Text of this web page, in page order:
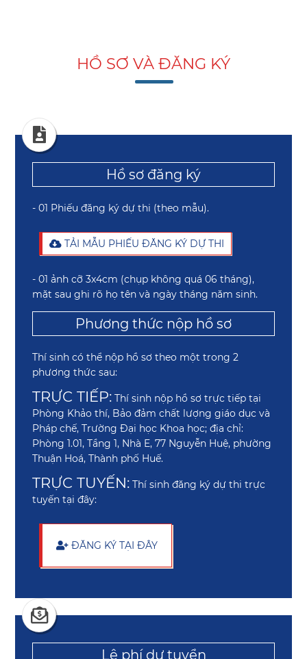
HỒ SƠ VÀ ĐĂNG KÝ
Hồ sơ đăng ký
- 01 Phiếu đăng ký dự thi (theo mẫu).
TẢI MẪU PHIẾU ĐĂNG KÝ DỰ THI
- 01 ảnh cỡ 3x4cm (chụp không quá 06 tháng),
mặt sau ghi rõ họ tên và ngày tháng năm sinh.
Phương thức nộp hồ sơ
Thí sinh có thể nộp hồ sơ theo một trong 2
phương thức sau:
TRỰC TIẾP: Thí sinh nộp hồ sơ trực tiếp tại
Phòng Khảo thí, Bảo đảm chất lượng giáo dục và
Pháp chế, Trường Đại học Khoa học; địa chỉ:
Phòng 1.01, Tầng 1, Nhà E, 77 Nguyễn Huệ, phường
Thuận Hoá, Thành phố Huế.
TRỰC TUYẾN: Thí sinh đăng ký dự thi trực
tuyến tại đây:
ĐĂNG KÝ TẠI ĐÂY
Lệ phí dự tuyển